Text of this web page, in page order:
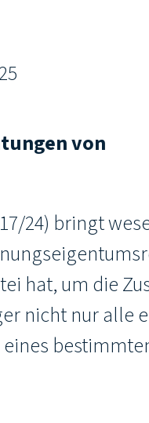
von
24) bringt
hat, um die
nicht nur alle